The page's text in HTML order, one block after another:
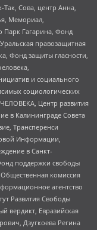
Так, Сова, центр Анна,
Мемориал,
Парк Гагарина, Фонд
правозащитная
Фонд защиты гласности,
и социального
социологических
Центр развития
в Калининграде Совета
Трансперенси
Информации,
в Санкт-
поддержки свободы
комиссия
агентство
Развития Свободы
вердикт, Евразийская
Дзугкоева Регина